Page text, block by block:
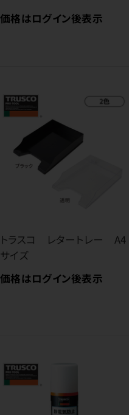
価格はログイン後表示
トラスコ レタートレー A4
サイズ
価格はログイン後表示